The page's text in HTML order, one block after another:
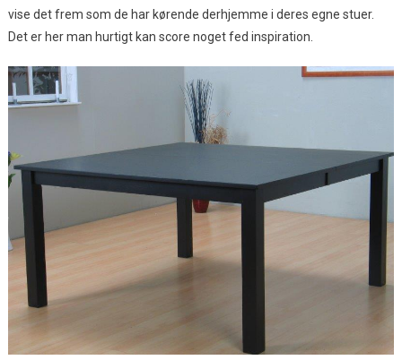
vise det frem som de har kørende derhjemme i deres egne stuer.
Det er her man hurtigt kan score noget fed inspiration.